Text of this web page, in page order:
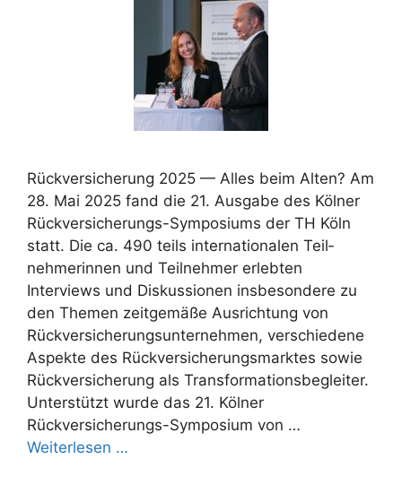
Rückversicherung 2025 — Alles beim Alten? Am
28. Mai 2025 fand die 21. Ausgabe des Kölner
Rückversicherungs-Symposiums der TH Köln
statt. Die ca. 490 teils inter­nationalen Teil­
nehme­rinnen und Teil­neh­mer erlebten
Interviews und Diskus­sio­nen insbeson­dere zu
den Themen zeitgemäße Ausrichtung von
Rückversiche­rungsunternehmen, verschiedene
Aspekte des Rückversicherungs­marktes sowie
Rückversicherung als Transformationsbegleiter.
Unterstützt wurde das 21. Kölner
Rückversicherungs-Symposium von …
Weiterlesen …